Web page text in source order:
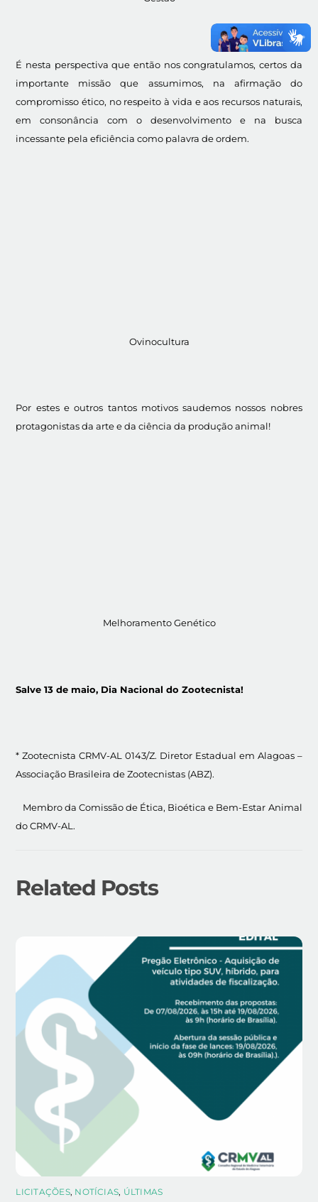
É nesta perspectiva que então nos congratulamos, certos da
importante missão que assumimos, na afirmação do
compromisso ético, no respeito à vida e aos recursos naturais,
em consonância com o desenvolvimento e na busca
incessante pela eficiência como palavra de ordem.
Ovinocultura
Por estes e outros tantos motivos saudemos nossos nobres
protagonistas da arte e da ciência da produção animal!
Melhoramento Genético
Salve 13 de maio, Dia Nacional do Zootecnista!
* Zootecnista CRMV-AL 0143/Z. Diretor Estadual em Alagoas –
Associação Brasileira de Zootecnistas (ABZ).
Membro da Comissão de Ética, Bioética e Bem-Estar Animal
do CRMV-AL.
Related Posts
LICITAÇÕES, NOTÍCIAS, ÚLTIMAS